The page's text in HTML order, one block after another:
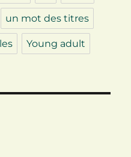
un mot des titres
Young adult